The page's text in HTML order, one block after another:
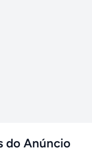
do Anúncio